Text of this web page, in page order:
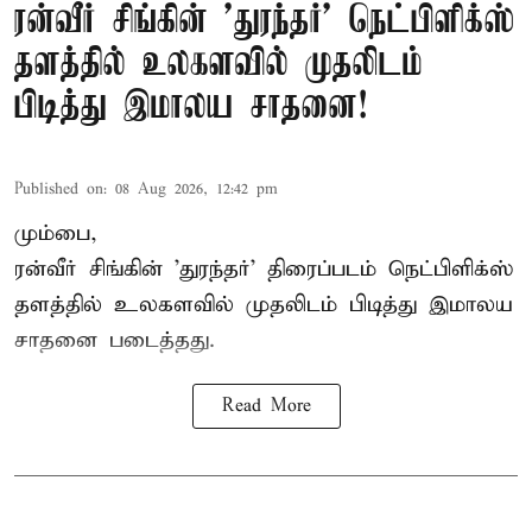
ரன்வீர் சிங்கின் 'துரந்தர்' நெட்பிளிக்ஸ்
தளத்தில் உலகளவில் முதலிடம்
பிடித்து இமாலய சாதனை!
Published on: 08 Aug 2026, 12:42 pm
மும்பை,
ரன்வீர் சிங்கின் 'துரந்தர்' திரைப்படம் நெட்பிளிக்ஸ்
தளத்தில் உலகளவில் முதலிடம் பிடித்து இமாலய
சாதனை படைத்தது.
Read More